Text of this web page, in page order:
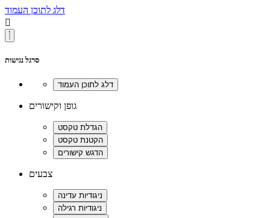
דלג לתוכן העמוד

סרגל נגישות
גופן וקישורים
צבעים